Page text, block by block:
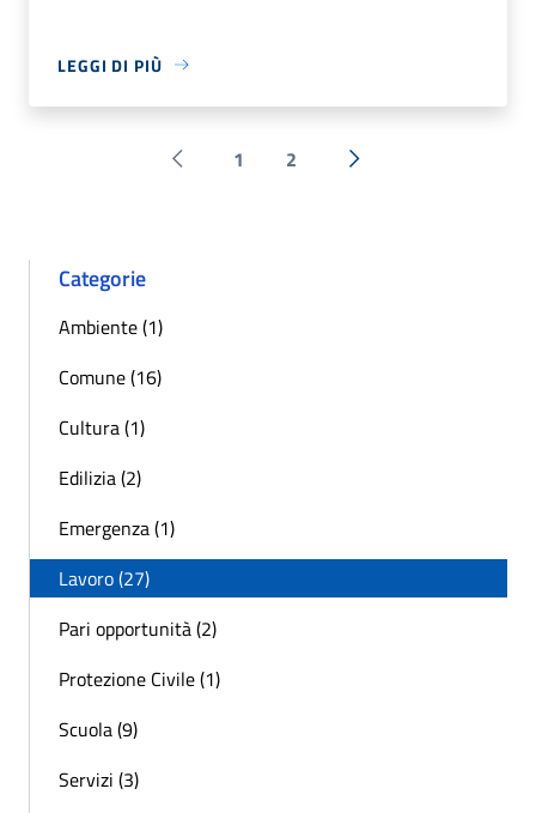
LEGGI DI PIÙ
Pagina precedente
1 2 Successiva »
Categorie
Ambiente (1)
Comune (16)
Cultura (1)
Edilizia (2)
Emergenza (1)
Lavoro (27)
Pari opportunità (2)
Protezione Civile (1)
Scuola (9)
Servizi (3)